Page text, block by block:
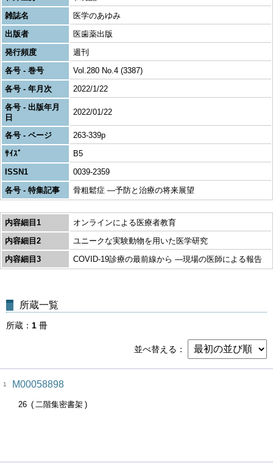
雑誌名
医学のあゆみ
出版者
医歯薬出版
発行頻度
週刊
各号 - 巻号
Vol.280 No.4 (3387)
各号 - 年月次
2022/1/22
各号 - 出版年月
日
2022/01/22
各号 - ページ
263-339p
ｻｲｽﾞ
B5
ISSN1
0039-2359
各号 - 特集記事
骨粗鬆症 ―予防と治療の将来展望
内容細目1
オンラインによる医療者教育
内容細目2
ユニークな実験動物を用いた医学研究
内容細目3
COVID-19診療の最前線から ―現場の医師による報告
所蔵一覧
所蔵 1 冊
並べ替える
1 M00058898
26 二階集密書架